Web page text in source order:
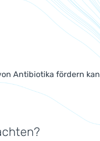
Antibiotika fördern